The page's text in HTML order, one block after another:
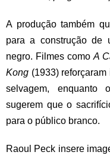
A produção também
para a construção de
negro. Filmes comoA
Kong (1933)
selvagem, enquanto
sugerem que o
para o público branco.
Raoul Peck insere